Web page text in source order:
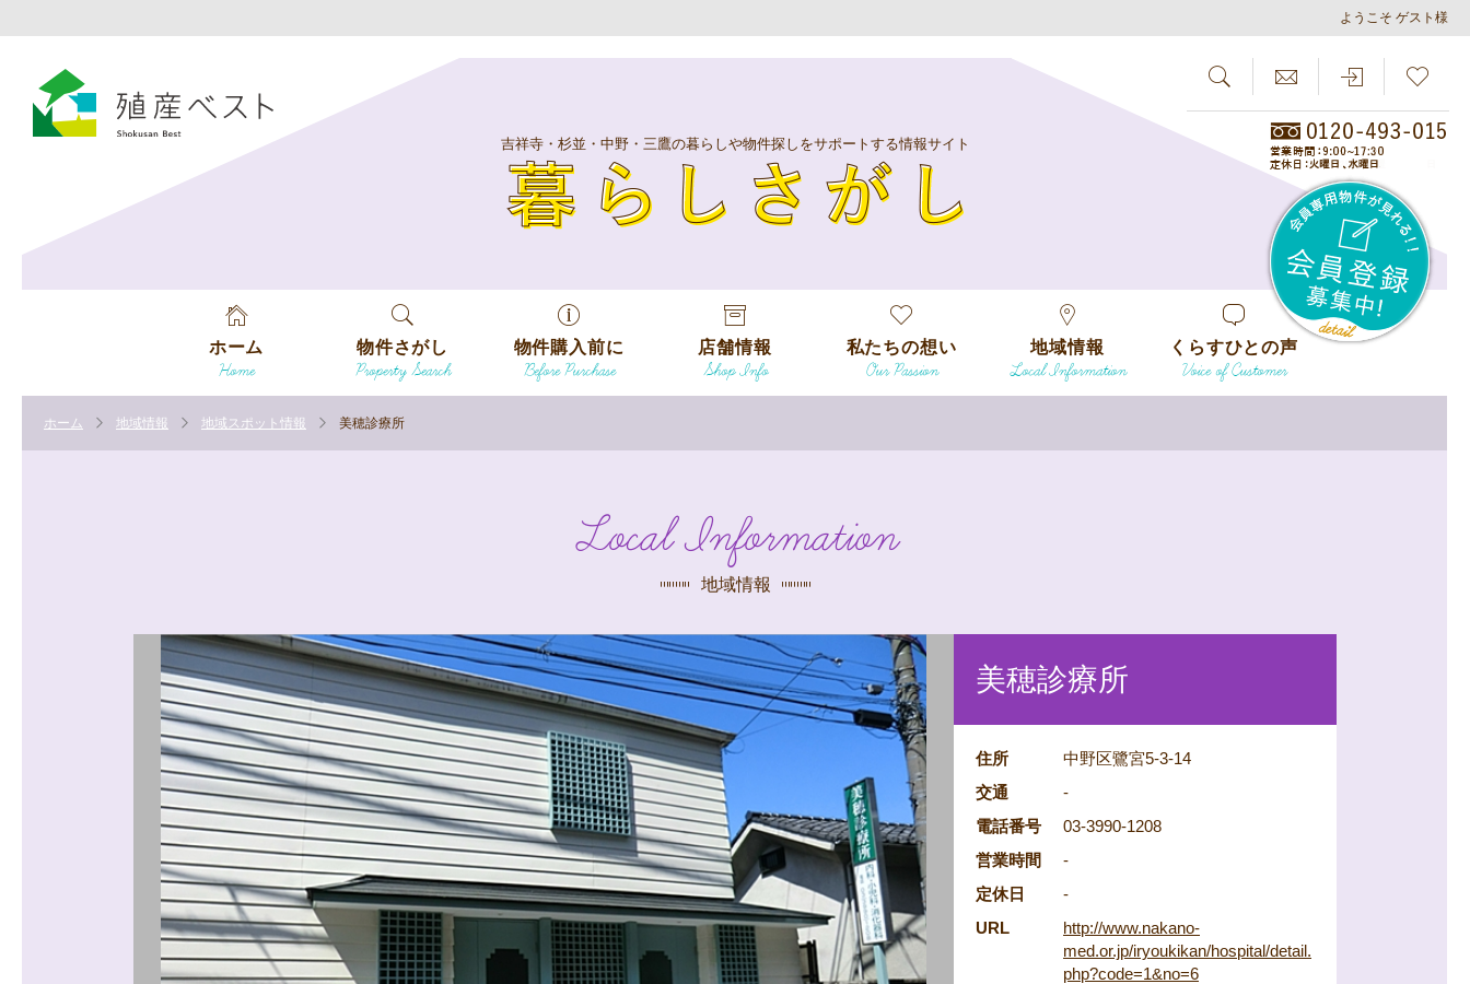
ようこそ ゲスト様
SEARCH
吉祥寺・杉並・中野・三鷹の暮らしや物件探しをサポートする情報サイト
ホーム
Home
物件さがし
Property Search
駅から
物件購入前に
Before Purchase
店舗情報
Shop Info
荻窪店
三鷹店
世田谷店
私たちの想い
Our Passion
地域情報
Local Information
くらすひとの声
Voice of Customer
ホーム 地域情報 地域スポット情報 美穂診療所
Local Information
地域情報
美穂診療所
住所
中野区鷺宮5-3-14
交通
-
電話番号
03-3990-1208
営業時間
-
定休日
-
URL
http://www.nakano-
med.or.jp/iryoukikan/hospital/detail.
php?code=1&no=6